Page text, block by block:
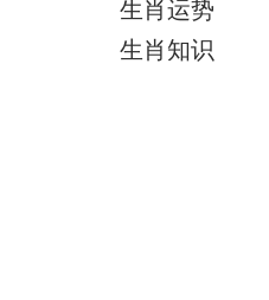
生肖运势
生肖知识